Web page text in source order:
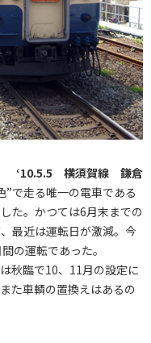
‘10.5.5 横須賀線 鎌倉
で走る唯一の電車である
た。かつては6月末までの
最近は運転日が激減。今
の運転であった。
秋臨で10、11月の設定に
た車輌の置換えはあるの